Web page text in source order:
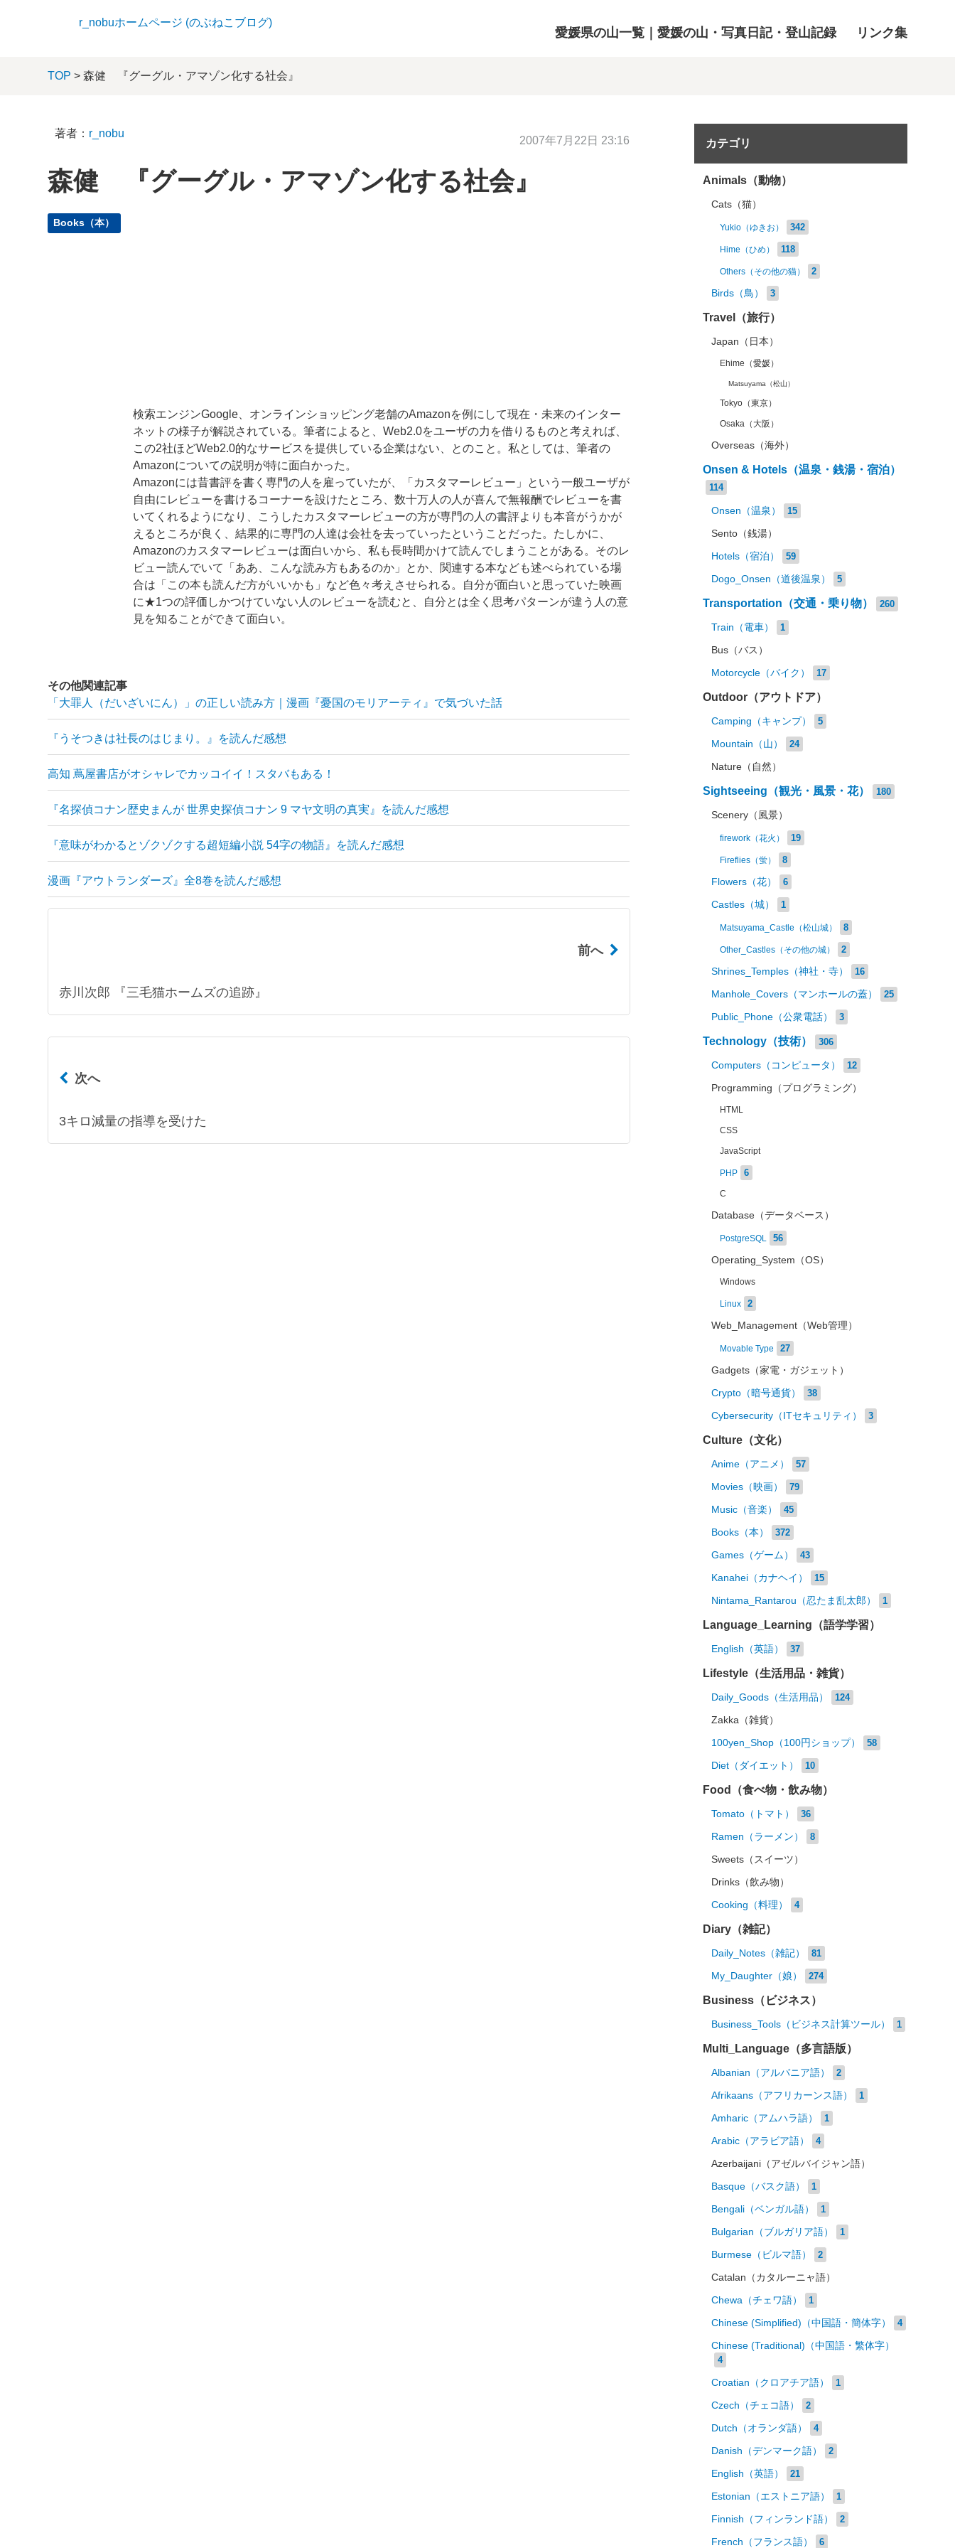
r_nobuホームページ (のぶねこブログ)
愛媛県の山一覧｜愛媛の山・写真日記・登山記録 リンク集
TOP > 森健 『グーグル・アマゾン化する社会』
著者： r_nobu
2007年7月22日 23:16
森健 『グーグル・アマゾン化する社会』
Books（本）
検索エンジンGoogle、オンラインショッピング老舗のAmazonを例にして現在・未来のインター
ネットの様子が解説されている。筆者によると、Web2.0をユーザの力を借りるものと考えれば、
この2社ほどWeb2.0的なサービスを提供している企業はない、とのこと。私としては、筆者の
Amazonについての説明が特に面白かった。
Amazonには昔書評を書く専門の人を雇っていたが、「カスタマーレビュー」という一般ユーザが
自由にレビューを書けるコーナーを設けたところ、数十万人の人が喜んで無報酬でレビューを書
いてくれるようになり、こうしたカスタマーレビューの方が専門の人の書評よりも本音がうかが
えるところが良く、結果的に専門の人達は会社を去っていったということだった。たしかに、
Amazonのカスタマーレビューは面白いから、私も長時間かけて読んでしまうことがある。そのレ
ビュー読んでいて「ああ、こんな読み方もあるのか」とか、関連する本なども述べられている場
合は「この本も読んだ方がいいかも」など色々考えさせられる。自分が面白いと思っていた映画
に★1つの評価しかつけていない人のレビューを読むと、自分とは全く思考パターンが違う人の意
見を知ることができて面白い。
その他関連記事
「大罪人（だいざいにん）」の正しい読み方｜漫画『憂国のモリアーティ』で気づいた話
『うそつきは社長のはじまり。』を読んだ感想
高知 蔦屋書店がオシャレでカッコイイ！スタバもある！
『名探偵コナン歴史まんが 世界史探偵コナン 9 マヤ文明の真実』を読んだ感想
『意味がわかるとゾクゾクする超短編小説 54字の物語』を読んだ感想
漫画『アウトランダーズ』全8巻を読んだ感想
前へ
赤川次郎 『三毛猫ホームズの追跡』
次へ
3キロ減量の指導を受けた
カテゴリ
Animals（動物）
Cats（猫）
Yukio（ゆきお） 342
Hime（ひめ） 118
Others（その他の猫） 2
Birds（鳥） 3
Travel（旅行）
Japan（日本）
Ehime（愛媛）
Matsuyama（松山）
Tokyo（東京）
Osaka（大阪）
Overseas（海外）
Onsen & Hotels（温泉・銭湯・宿泊）
114
Onsen（温泉） 15
Sento（銭湯）
Hotels（宿泊） 59
Dogo_Onsen（道後温泉） 5
Transportation（交通・乗り物） 260
Train（電車） 1
Bus（バス）
Motorcycle（バイク） 17
Outdoor（アウトドア）
Camping（キャンプ） 5
Mountain（山） 24
Nature（自然）
Sightseeing（観光・風景・花） 180
Scenery（風景）
firework（花火） 19
Fireflies（蛍） 8
Flowers（花） 6
Castles（城） 1
Matsuyama_Castle（松山城） 8
Other_Castles（その他の城） 2
Shrines_Temples（神社・寺） 16
Manhole_Covers（マンホールの蓋） 25
Public_Phone（公衆電話） 3
Technology（技術） 306
Computers（コンピュータ） 12
Programming（プログラミング）
HTML
CSS
JavaScript
PHP 6
C
Database（データベース）
PostgreSQL 56
Operating_System（OS）
Windows
Linux 2
Web_Management（Web管理）
Movable Type 27
Gadgets（家電・ガジェット）
Crypto（暗号通貨） 38
Cybersecurity（ITセキュリティ） 3
Culture（文化）
Anime（アニメ） 57
Movies（映画） 79
Music（音楽） 45
Books（本） 372
Games（ゲーム） 43
Kanahei（カナヘイ） 15
Nintama_Rantarou（忍たま乱太郎） 1
Language_Learning（語学学習）
English（英語） 37
Lifestyle（生活用品・雑貨）
Daily_Goods（生活用品） 124
Zakka（雑貨）
100yen_Shop（100円ショップ） 58
Diet（ダイエット） 10
Food（食べ物・飲み物）
Tomato（トマト） 36
Ramen（ラーメン） 8
Sweets（スイーツ）
Drinks（飲み物）
Cooking（料理） 4
Diary（雑記）
Daily_Notes（雑記） 81
My_Daughter（娘） 274
Business（ビジネス）
Business_Tools（ビジネス計算ツール） 1
Multi_Language（多言語版）
Albanian（アルバニア語） 2
Afrikaans（アフリカーンス語） 1
Amharic（アムハラ語） 1
Arabic（アラビア語） 4
Azerbaijani（アゼルバイジャン語）
Basque（バスク語） 1
Bengali（ベンガル語） 1
Bulgarian（ブルガリア語） 1
Burmese（ビルマ語） 2
Catalan（カタルーニャ語）
Chewa（チェワ語） 1
Chinese (Simplified)（中国語・簡体字） 4
Chinese (Traditional)（中国語・繁体字）
4
Croatian（クロアチア語） 1
Czech（チェコ語） 2
Dutch（オランダ語） 4
Danish（デンマーク語） 2
English（英語） 21
Estonian（エストニア語） 1
Finnish（フィンランド語） 2
French（フランス語） 6